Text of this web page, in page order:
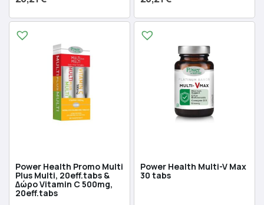
Power Health Promo Multi
Plus Multi, 20eff.tabs &
Δώρο Vitamin C 500mg,
20eff.tabs
Power Health Multi-V Max
30 tabs